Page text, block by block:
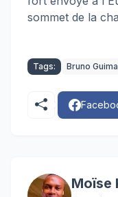
sommet de la
Tags: Bruno
Moïse